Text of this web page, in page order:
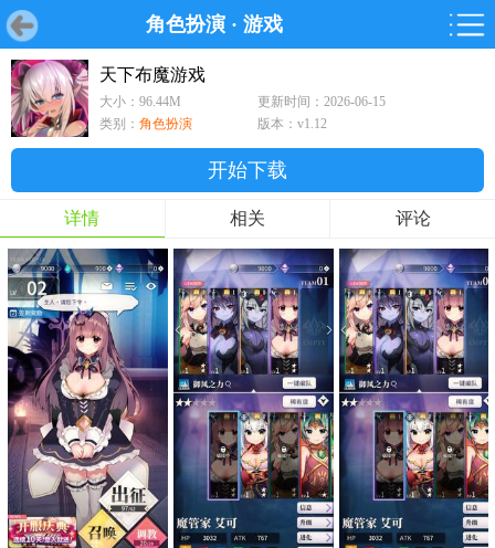
角色扮演 · 游戏
首页 游戏 软件
首页 游戏 软件 鸿蒙
游戏
鸿蒙
软件
天下布魔游戏
大小：96.44M
更新时间：2026-06-15
类别： 角色扮演 版本：v1.12
开始下载
详情 相关 评论